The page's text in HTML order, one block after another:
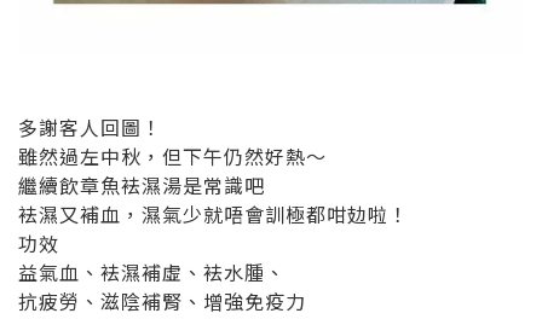
多謝客人回圖！
雖然過左中秋，但下午仍然好熱～
繼續飲章魚袪濕湯是常識吧
袪濕又補血，濕氣少就唔會訓極都咁攰啦！
功效
益氣血、袪濕補虛、袪水腫、
抗疲勞、滋陰補腎、增強免疫力